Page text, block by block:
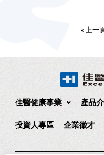
« 上一
佳醫健康事業 產品
投資人專區 企業徵才